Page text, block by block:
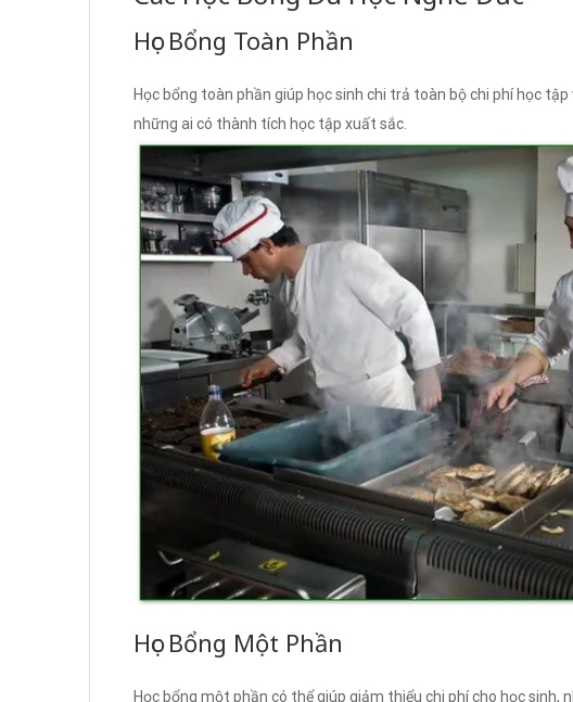
Học Bổng Toàn Phần
Học bổng toàn phần giúp học sinh chi trả toàn bộ chi phí học
những ai có thành tích học tập xuất sắc.
Học Bổng Một Phần
Học bổng một phần có thể giúp giảm thiểu chi phí cho học sinh,